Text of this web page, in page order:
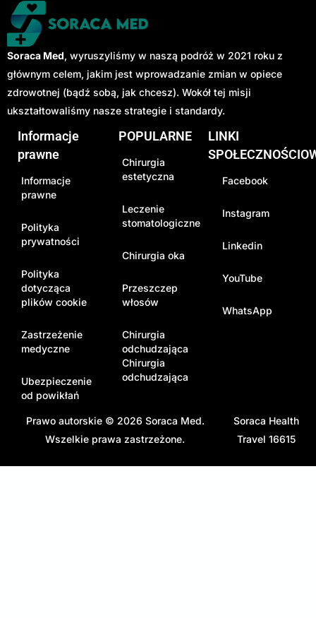
Soraca Med, wyruszyliśmy w naszą podróż w 2021 roku z
głównym celem, jakim jest wprowadzanie zmian w opiece
zdrowotnej (bądź sobą, jak chcesz). Wokół tej misji
ukształtowaliśmy nasze strategie i standardy.
Informacje
prawne
Informacje
prawne
Polityka
prywatności
Polityka
dotycząca
plików cookie
Zastrzeżenie
medyczne
Ubezpieczenie
od powikłań
POPULARNE
Chirurgia
estetyczna
Leczenie
stomatologiczne
Chirurgia oka
Przeszczep
włosów
Chirurgia
odchudzająca
Chirurgia
odchudzająca
LINKI
Facebook
Instagram
Linkedin
YouTube
WhatsApp
Prawo autorskie © 2026 Soraca Med.
Wszelkie prawa zastrzeżone.
Soraca Health
Travel 16615